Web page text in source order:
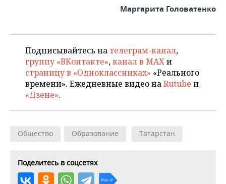
КИБЕРСПОРТ
ФИГУРНОЕ КАТАНИЕ
ВОДНЫЕ ВИДЫ СПОРТА
ХОККЕЙ С МЯЧОМ
КУЛЬТУРА
МЕДИЦИНА
ОБРАЗОВАНИЕ
ПРОИСШЕСТВИЯ
СПИСОК КОМПАНИЙ
Маргарита Головатенко
Подписывайтесь на телеграм-канал,
группу «ВКонтакте»,канал в MAXи
страницу в «Одноклассниках» «Реального
времени». Ежедневные видео наRutube и
«Дзене».
Общество Образование Татарстан
Поделитесь в соцсетях